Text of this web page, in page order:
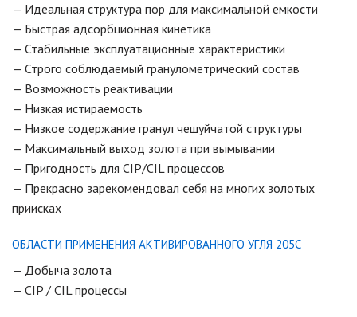
— Идеальная структура пор для максимальной емкости
— Быстрая адсорбционная кинетика
— Стабильные эксплуатационные характеристики
— Строго соблюдаемый гранулометрический состав
— Возможность реактивации
— Низкая истираемость
— Низкое содержание гранул чешуйчатой структуры
— Максимальный выход золота при вымывании
— Пригодность для CIP/CIL процессов
— Прекрасно зарекомендовал себя на многих золотых
приисках
ОБЛАСТИ ПРИМЕНЕНИЯ АКТИВИРОВАННОГО УГЛЯ 205С
— Добыча золота
— CIP / CIL процессы